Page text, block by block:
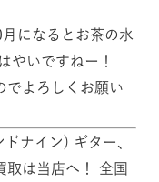
になるとお茶の水
やいですねー！
でよろしくお願い
ナイン) ギター、
取は当店へ！ 全国